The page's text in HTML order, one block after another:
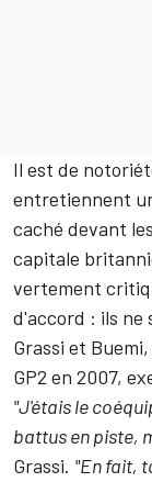
Il est de
entretiennent
caché devant
capitale
vertement
d'accord : ils ne
Grassi et
GP2 en 2007,
"J'étais le
battus en piste,
Grassi. "En fait,